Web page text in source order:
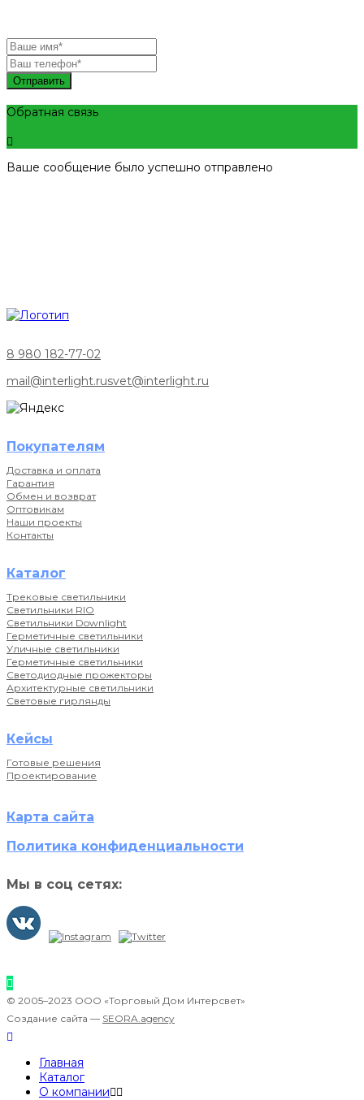
Отправить
Обратная связь
Ваше сообщение было успешно отправлено
8 980 182-77-02
mail@interlight.rusvet@interlight.ru
Покупателям
Доставка и оплата
Гарантия
Обмен и возврат
Оптовикам
Наши проекты
Контакты
Каталог
Трековые светильники
Светильники RIO
Светильники Downlight
Герметичные светильники
Уличные светильники
Герметичные светильники
Светодиодные прожекторы
Архитектурные светильники
Световые гирлянды
Кейсы
Готовые решения
Проектирование
Карта сайта
Политика конфиденциальности
Мы в соц сетях:
© 2005–2023 ООО «Торговый Дом Интерсвет»
Создание сайта — SEORA.agency
Главная
Каталог
О компании